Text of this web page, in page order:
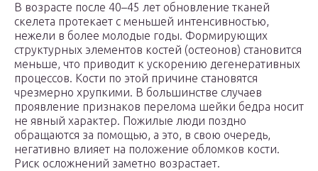
В возрасте после 40–45 лет обновление тканей
скелета протекает с меньшей интенсивностью,
нежели в более молодые годы. Формирующих
структурных элементов костей (остеонов) становится
меньше, что приводит к ускорению дегенеративных
процессов. Кости по этой причине становятся
чрезмерно хрупкими. В большинстве случаев
проявление признаков перелома шейки бедра носит
не явный характер. Пожилые люди поздно
обращаются за помощью, а это, в свою очередь,
негативно влияет на положение обломков кости.
Риск осложнений заметно возрастает.